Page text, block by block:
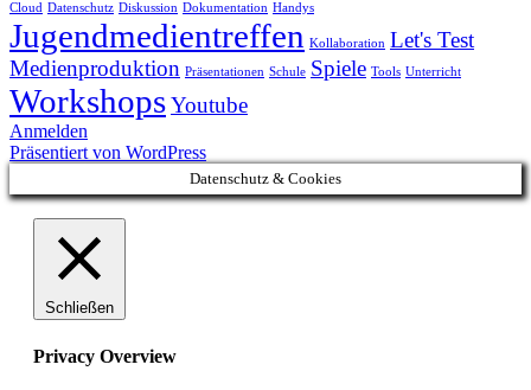
Cloud Datenschutz Diskussion Dokumentation Handys
Jugendmedientreffen Kollaboration Let's Test
Medienproduktion Präsentationen Schule Spiele Tools Unterricht
WorkshopsYoutube
Anmelden
Präsentiert von WordPress
Datenschutz & Cookies
Schließen
Privacy Overview